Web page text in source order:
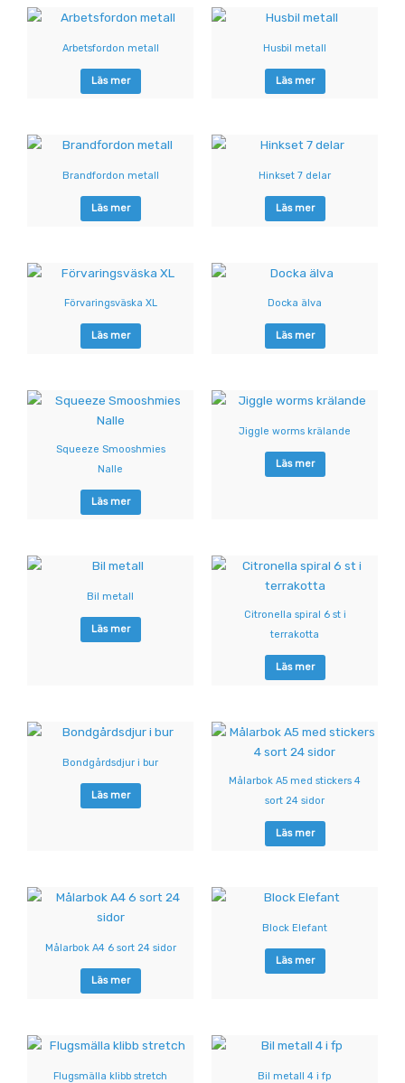
Arbetsfordon metall
Läs mer
Husbil metall
Läs mer
Brandfordon metall
Läs mer
Hinkset 7 delar
Läs mer
Förvaringsväska XL
Läs mer
Docka älva
Läs mer
Squeeze Smooshmies
Nalle
Läs mer
Jiggle worms krälande
Läs mer
Bil metall
Läs mer
Citronella spiral 6 st i
terrakotta
Läs mer
Bondgårdsdjur i bur
Läs mer
Målarbok A5 med stickers 4
sort 24 sidor
Läs mer
Målarbok A4 6 sort 24 sidor
Läs mer
Block Elefant
Läs mer
Flugsmälla klibb stretch Bil metall 4 i fp